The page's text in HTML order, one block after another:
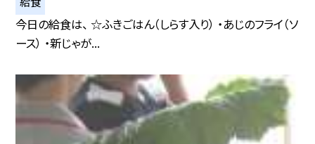
今日の給食は、 ☆ふきごはん（しらす入り） ・あじのフライ（ソ
ース） ・新じゃが...